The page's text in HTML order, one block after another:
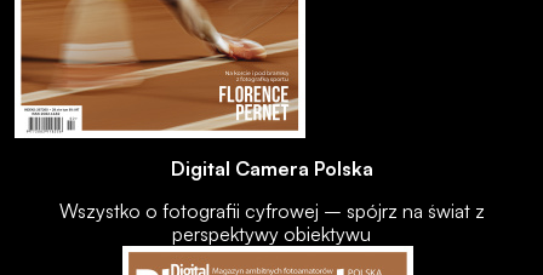
Digital Camera Polska
Wszystko o fotografii cyfrowej – spójrz na świat z
perspektywy obiektywu